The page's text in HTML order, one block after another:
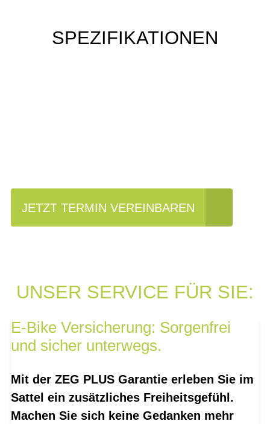
SPEZIFIKATIONEN
JETZT TERMIN VEREINBAREN
UNSER SERVICE FÜR SIE:
E-Bike Versicherung: Sorgenfrei
und sicher unterwegs.
Mit der ZEG PLUS Garantie erleben Sie im
Sattel ein zusätzliches Freiheitsgefühl.
Machen Sie sich keine Gedanken mehr